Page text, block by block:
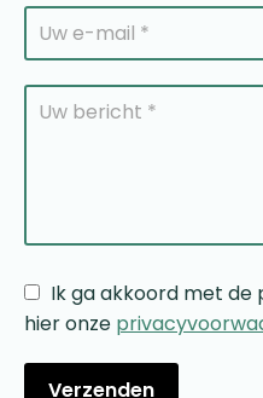
Ik ga akkoord met de
hier onze